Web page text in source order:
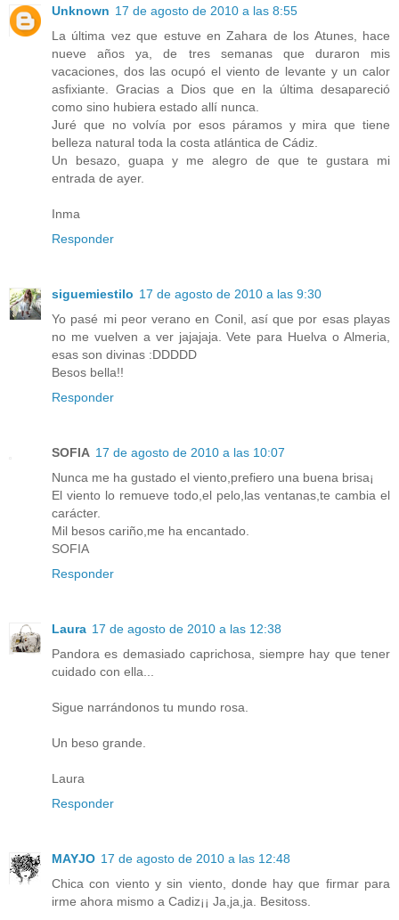
Unknown 17 de agosto de 2010 a las 8:55
La última vez que estuve en Zahara de los Atunes, hace
nueve años ya, de tres semanas que duraron mis
vacaciones, dos las ocupó el viento de levante y un calor
asfixiante. Gracias a Dios que en la última desapareció
como sino hubiera estado allí nunca.
Juré que no volvía por esos páramos y mira que tiene
belleza natural toda la costa atlántica de Cádiz.
Un besazo, guapa y me alegro de que te gustara mi
entrada de ayer.
Inma
Responder
siguemiestilo 17 de agosto de 2010 a las 9:30
Yo pasé mi peor verano en Conil, así que por esas playas
no me vuelven a ver jajajaja. Vete para Huelva o Almeria,
esas son divinas :DDDDD
Besos bella!!
Responder
SOFIA 17 de agosto de 2010 a las 10:07
Nunca me ha gustado el viento,prefiero una buena brisa¡
El viento lo remueve todo,el pelo,las ventanas,te cambia el
carácter.
Mil besos cariño,me ha encantado.
SOFIA
Responder
Laura 17 de agosto de 2010 a las 12:38
Pandora es demasiado caprichosa, siempre hay que tener
cuidado con ella...
Sigue narrándonos tu mundo rosa.
Un beso grande.
Laura
Responder
MAYJO 17 de agosto de 2010 a las 12:48
Chica con viento y sin viento, donde hay que firmar para
irme ahora mismo a Cadiz¡¡ Ja,ja,ja. Besitoss.